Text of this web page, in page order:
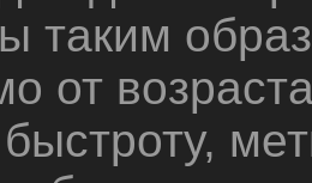
таким
от